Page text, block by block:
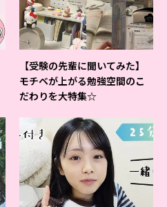
【受験の先輩に聞いてみた】
モチベが上がる勉強空間のこ
だわりを大特集☆